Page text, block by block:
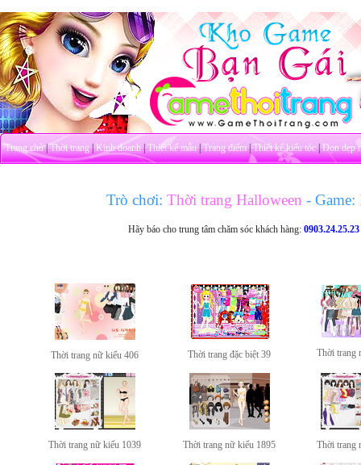
Trang chủ|Thời trang|Kinh doanh|Thiết kế mẫu|Trang điểm|Thiết kế kiểu tóc|Dọn dẹp
Trò chơi: Thời trang Halloween- Game:
Hãy báo cho trung tâm chăm sóc khách hàng:0903.24.25.23
Thời trang nữ kiểu 406 Thời trang đặc biệt 39 Thời trang
Thời trang nữ kiểu 1039 Thời trang nữ kiểu 1895 Thời trang